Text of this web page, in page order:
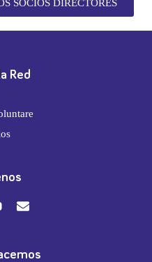
SOCIOS DIRECTORES
Red